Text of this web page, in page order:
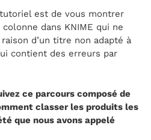
est de vous montrer
dans KNIME qui ne
d’un titre non adapté à
contient des erreurs par
ce parcours composé de
classer les produits les
que nous avons appelé